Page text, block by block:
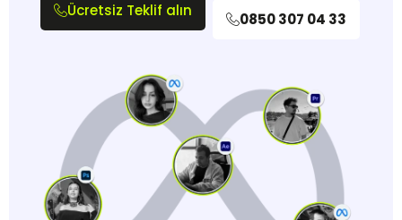
Ücretsiz Teklif alın 0850 307 04 33